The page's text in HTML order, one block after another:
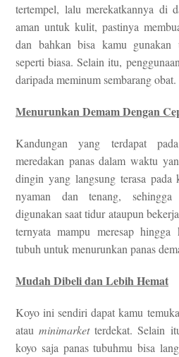
tertempel, lalu merekatkannya di
aman untuk kulit, pastinya
dan bahkan bisa kamu gunakan
seperti biasa. Selain itu,
daripada meminum sembarang obat.
Menurunkan Demam Dengan
Kandungan yang terdapat
meredakan panas dalam waktu
dingin yang langsung terasa pada
nyaman dan tenang,
digunakan saat tidur ataupun
ternyata mampu meresap
tubuh untuk menurunkan panas
Mudah Dibeli dan Lebih Hemat
Koyo ini sendiri dapat kamu
atauminimarketterdekat. Selain
koyo saja panas tubuhmu bisa